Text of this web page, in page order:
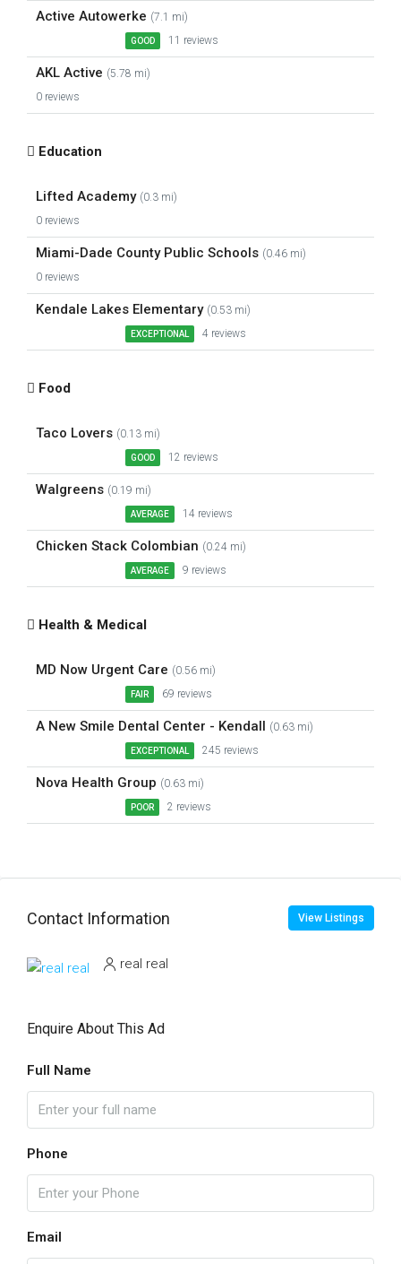
Active Autowerke (7.1 mi)
GOOD 11 reviews
AKL Active (5.78 mi)
0 reviews
Education
Lifted Academy (0.3 mi)
0 reviews
Miami-Dade County Public Schools (0.46 mi)
0 reviews
Kendale Lakes Elementary (0.53 mi)
EXCEPTIONAL 4 reviews
Food
Taco Lovers (0.13 mi)
GOOD 12 reviews
Walgreens (0.19 mi)
AVERAGE 14 reviews
Chicken Stack Colombian (0.24 mi)
AVERAGE 9 reviews
Health & Medical
MD Now Urgent Care (0.56 mi)
FAIR 69 reviews
A New Smile Dental Center - Kendall (0.63 mi)
EXCEPTIONAL 245 reviews
Nova Health Group (0.63 mi)
POOR 2 reviews
Contact Information View Listings
real real
Enquire About This Ad
Full Name
Phone
Email